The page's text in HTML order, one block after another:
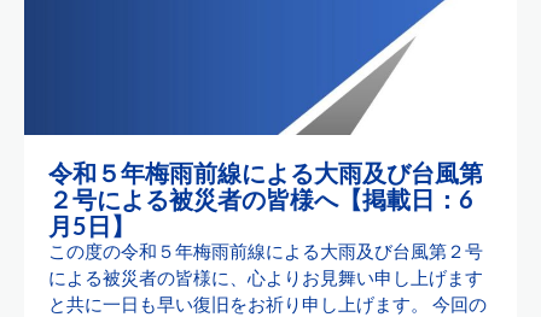
令和５年梅雨前線による大雨及び台風第
２号による被災者の皆様へ【掲載日：6
月5日】
この度の令和５年梅雨前線による大雨及び台風第２号
による被災者の皆様に、心よりお見舞い申し上げます
と共に一日も早い復旧をお祈り申し上げます。 今回の